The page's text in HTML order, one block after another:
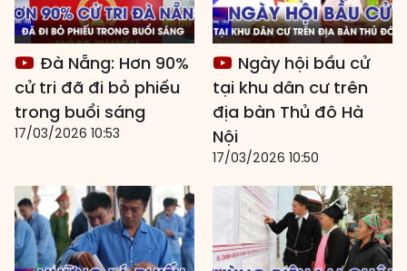
Đà Nẵng: Hơn 90%
cử tri đã đi bỏ phiếu
trong buổi sáng
17/03/2026 10:53
Ngày hội bầu cử
tại khu dân cư trên
địa bàn Thủ đô Hà
Nội
17/03/2026 10:50